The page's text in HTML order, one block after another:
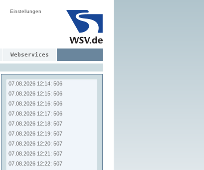
Einstellungen
Webservices
07.08.2026 12:07: 506
07.08.2026 12:11: 506
07.08.2026 12:12: 506
07.08.2026 12:13: 506
07.08.2026 12:14: 506
07.08.2026 12:15: 506
07.08.2026 12:16: 506
07.08.2026 12:17: 506
07.08.2026 12:18: 507
07.08.2026 12:19: 507
07.08.2026 12:20: 507
07.08.2026 12:21: 507
07.08.2026 12:22: 507